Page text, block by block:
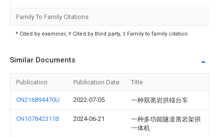
Family To Family Citations
* Cited by examiner, † Cited by third party, ‡ Family to family citation
Similar Documents
Publication Publication Date Title
CN216894470U 2022-07-05 一种双凿岩拱锚台车
CN107842311B 2024-06-21
一种多功能隧道凿岩架拱
一体机